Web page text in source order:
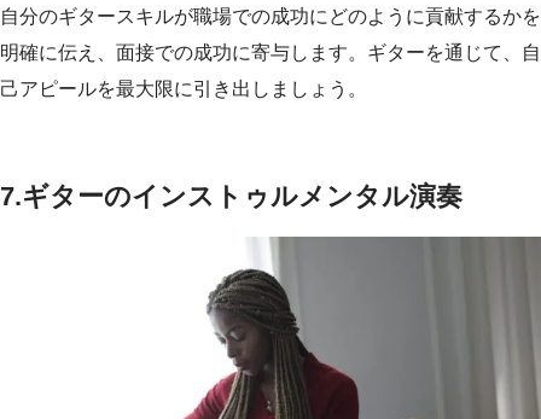
自分のギタースキルが職場での成功にどのように貢献するかを
明確に伝え、面接での成功に寄与します。ギターを通じて、自
己アピールを最大限に引き出しましょう。
7.ギターのインストゥルメンタル演奏